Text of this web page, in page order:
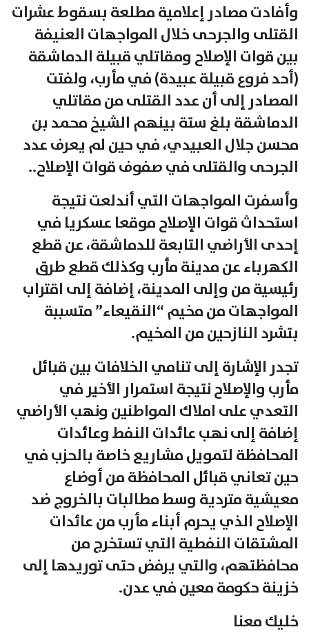
وأفادت مصادر إعلامية مطلعة بسقوط عشرات
القتلى والجرحى خلال المواجهات العنيفة
بين قوات الإصلاح ومقاتلي قبيلة الدماشقة
(أحد فروع قبيلة عبيدة) في مأرب، ولفتت
المصادر إلى أن عدد القتلى من مقاتلي
الدماشقة بلغ ستة بينهم الشيخ محمد بن
محسن جلال العبيدي، في حين لم يعرف عدد
الجرحى والقتلى في صفوف قوات الإصلاح..
وأسفرت المواجهات التي أندلعت نتيجة
استحداث قوات الإصلاح موقعا عسكريا في
إحدى الأراضي التابعة للدماشقة، عن قطع
الكهرباء عن مدينة مأرب وكذلك قطع طرق
رئيسية من وإلى المدينة، إضافة إلى اقتراب
المواجهات من مخيم “النقيعاء” متسببة
بتشرد النازحين من المخيم.
تجدر الإشارة إلى تنامي الخلافات بين قبائل
مأرب والإصلاح نتيجة استمرار الأخير في
التعدي على املاك المواطنين ونهب الأراضي
إضافة إلى نهب عائدات النفط وعائدات
المحافظة لتمويل مشاريع خاصة بالحزب في
حين تعاني قبائل المحافظة من أوضاع
معيشية متردية وسط مطالبات بالخروج ضد
الإصلاح الذي يحرم أبناء مأرب من عائدات
المشتقات النفطية التي تستخرج من
محافظتهم، والتي يرفض حتى توريدها إلى
خزينة حكومة معين في عدن.
خليك معنا